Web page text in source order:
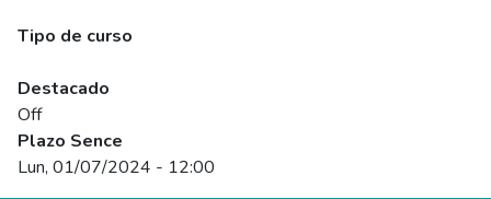
Tipo de curso
Destacado
Off
Plazo Sence
Lun, 01/07/2024 - 12:00